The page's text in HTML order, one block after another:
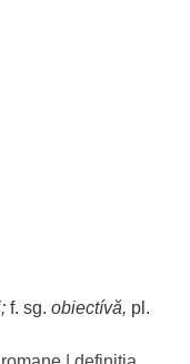
; f. sg. obiectívă, pl.